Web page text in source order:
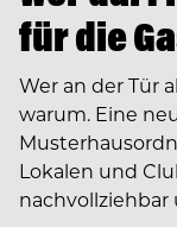
für die
Wer an der Tür
warum. Eine
Lokalen und